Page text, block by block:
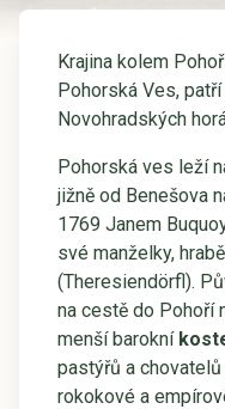
Krajina kolem
Pohorská Ves,
Novohradských
Pohorská ves leží
jižně od Benešova
1769 Janem
své manželky,
(Theresiendörfl).
na cestě do Pohoří
menší barokní
pastýřů a
rokokové a